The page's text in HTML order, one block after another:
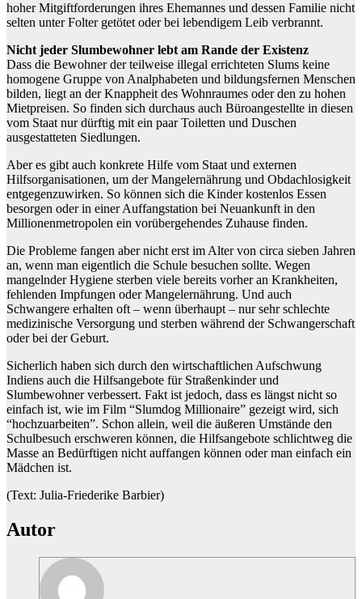
hoher Mitgiftforderungen ihres Ehemannes und dessen Familie nicht
selten unter Folter getötet oder bei lebendigem Leib verbrannt.
Nicht jeder Slumbewohner lebt am Rande der Existenz
Dass die Bewohner der teilweise illegal errichteten Slums keine
homogene Gruppe von Analphabeten und bildungsfernen Menschen
bilden, liegt an der Knappheit des Wohnraumes oder den zu hohen
Mietpreisen. So finden sich durchaus auch Büroangestellte in diesen
vom Staat nur dürftig mit ein paar Toiletten und Duschen
ausgestatteten Siedlungen.
Aber es gibt auch konkrete Hilfe vom Staat und externen
Hilfsorganisationen, um der Mangelernährung und Obdachlosigkeit
entgegenzuwirken. So können sich die Kinder kostenlos Essen
besorgen oder in einer Auffangstation bei Neuankunft in den
Millionenmetropolen ein vorübergehendes Zuhause finden.
Die Probleme fangen aber nicht erst im Alter von circa sieben Jahren
an, wenn man eigentlich die Schule besuchen sollte. Wegen
mangelnder Hygiene sterben viele bereits vorher an Krankheiten,
fehlenden Impfungen oder Mangelernährung. Und auch
Schwangere erhalten oft – wenn überhaupt – nur sehr schlechte
medizinische Versorgung und sterben während der Schwangerschaft
oder bei der Geburt.
Sicherlich haben sich durch den wirtschaftlichen Aufschwung
Indiens auch die Hilfsangebote für Straßenkinder und
Slumbewohner verbessert. Fakt ist jedoch, dass es längst nicht so
einfach ist, wie im Film “Slumdog Millionaire” gezeigt wird, sich
“hochzuarbeiten”. Schon allein, weil die äußeren Umstände den
Schulbesuch erschweren können, die Hilfsangebote schlichtweg die
Masse an Bedürftigen nicht auffangen können oder man einfach ein
Mädchen ist.
(Text: Julia-Friederike Barbier)
Autor